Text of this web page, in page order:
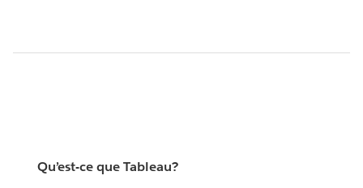
Qu’est-ce que Tableau?